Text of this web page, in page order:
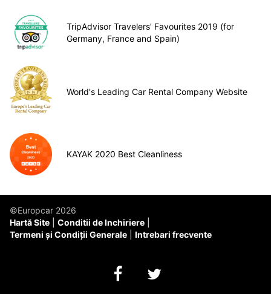
TripAdvisor Travelers’ Favourites 2019 (for
Germany, France and Spain)
World's Leading Car Rental Company Website
KAYAK 2020 Best Cleanliness
©Europcar 2026
Hartă Site
Conditii de Inchiriere
Termeni și Condiții Generale
Intrebari frecvente